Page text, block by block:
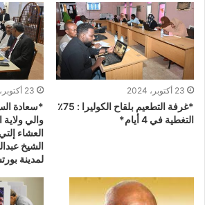
23 أكتوبر، 2024
*غرفة التطعيم بلقاح الكوليرا : 75٪
التغطية في 4 أيام*
23 أكتوبر، 2024
*سعادة
والي ولاية
العشاء
الشيخ
لمدينة